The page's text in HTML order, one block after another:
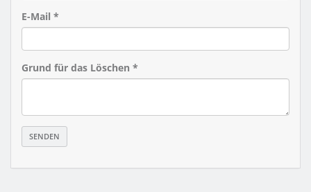
E-Mail *
Grund für das Löschen *